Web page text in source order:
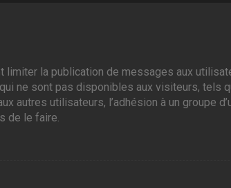
limiter la publication de messages aux
ne sont pas disponibles aux visiteurs, tels
autres utilisateurs, l’adhésion à un groupe
de le faire.